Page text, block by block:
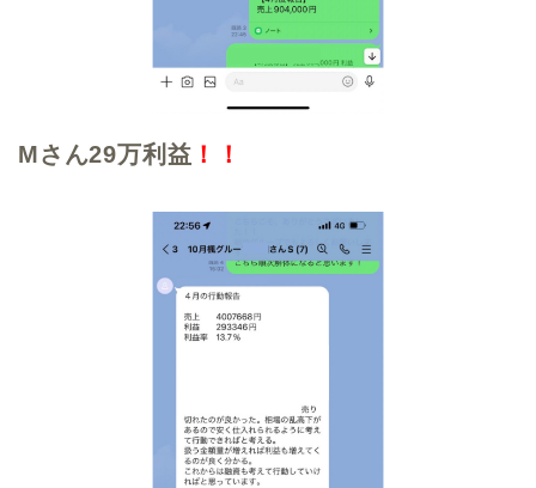
Mさん29万利益 ！！